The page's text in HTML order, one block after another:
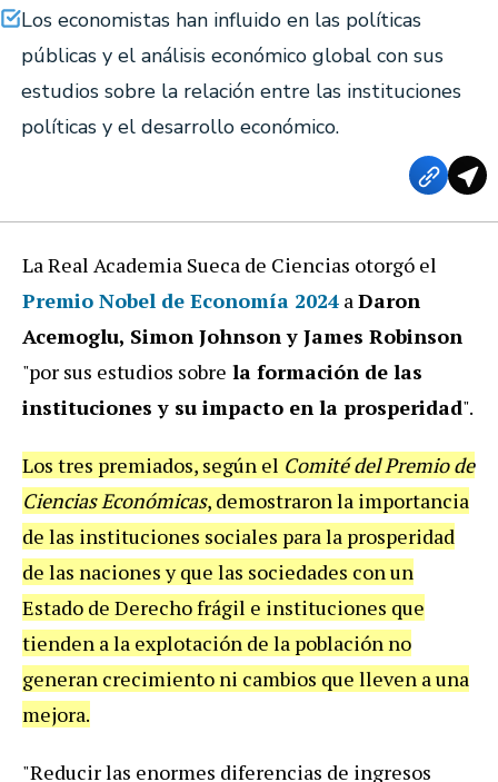
Los economistas han influido en las políticas
públicas y el análisis económico global con sus
estudios sobre la relación entre las instituciones
políticas y el desarrollo económico.
La Real Academia Sueca de Ciencias otorgó el
Premio Nobel de Economía 2024 aDaron
Acemoglu, Simon Johnson y James Robinson
"por sus estudios sobre la formación de las
instituciones y su impacto en la prosperidad".
Los tres premiados, según el Comité del Premio de
Ciencias Económicas, demostraron la importancia
de las instituciones sociales para la prosperidad
de las naciones y que las sociedades con un
Estado de Derecho frágil e instituciones que
tienden a la explotación de la población no
generan crecimiento ni cambios que lleven a una
mejora.
"Reducir las enormes diferencias de ingresos